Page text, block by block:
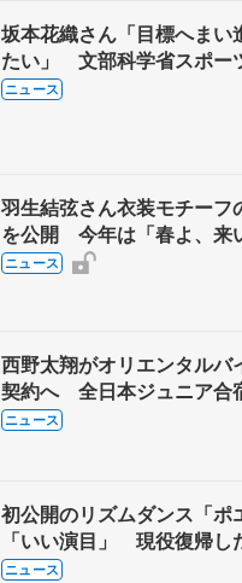
坂本花織さん「目標へまい
たい」 文部科学省スポー
代表謝辞
ニュース
羽生結弦さん衣装モチーフ
を公開 今年は「春よ、来
の瑞鳳殿
ニュース
西野太翔がオリエンタルバ
契約へ 全日本ジュニア合
果残していかないと」 講
ニュース
初公開のリズムダンス「ポ
「いい演目」 現役復帰し
凜、宇野昌磨組がアイスシ
ニュース